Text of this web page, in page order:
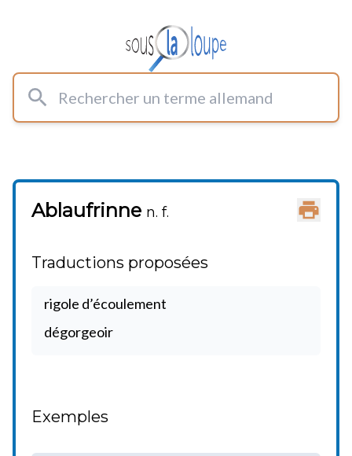
Rechercher un terme allemand
Ablaufrinne n. f.
Traductions proposées
rigole d’écoulement
dégorgeoir
Exemples